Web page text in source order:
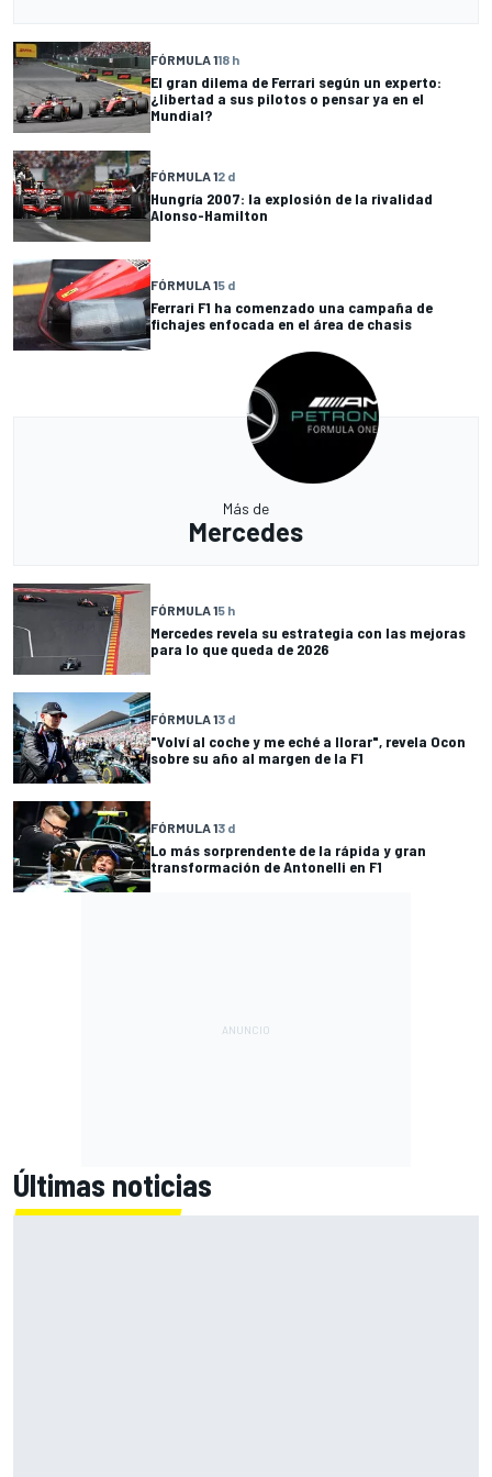
FÓRMULA 118 h
El gran dilema de Ferrari según un experto:
¿libertad a sus pilotos o pensar ya en el
Mundial?
FÓRMULA 12 d
Hungría 2007: la explosión de la rivalidad
Alonso-Hamilton
FÓRMULA 15 d
Ferrari F1 ha comenzado una campaña de
fichajes enfocada en el área de chasis
Más de
Mercedes
FÓRMULA 15 h
Mercedes revela su estrategia con las mejoras
para lo que queda de 2026
FÓRMULA 13 d
"Volví al coche y me eché a llorar", revela Ocon
sobre su año al margen de la F1
FÓRMULA 13 d
Lo más sorprendente de la rápida y gran
transformación de Antonelli en F1
Últimas noticias